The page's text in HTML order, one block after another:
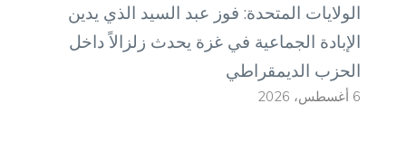
الولايات المتحدة: فوز عبد السيد الذي يدين
الإبادة الجماعية في غزة يحدث زلزالاً داخل
الحزب الديمقراطي
6 أغسطس، 2026